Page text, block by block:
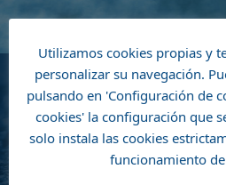
Si desea ponerse en
Aterura puede hacerlo a
Utilizamos cookies propias y
personalizar su navegación.
pulsando en 'Configuración de
cookies' la configuración que
solo instala las cookies
funcionamiento